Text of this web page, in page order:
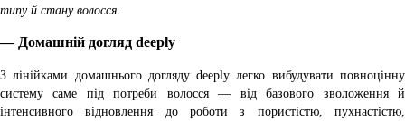
типу й стану волосся.
— Домашній догляд deeply
З лінійками домашнього догляду deeply легко вибудувати повноцінну
систему саме під потреби волосся — від базового зволоження й
інтенсивного відновлення до роботи з пористістю, пухнастістю,